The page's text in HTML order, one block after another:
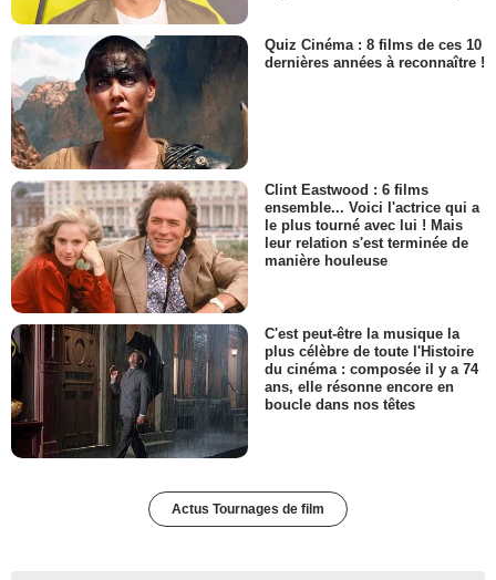
Quiz Cinéma : 8 films de ces 10
dernières années à reconnaître !
Clint Eastwood : 6 films
ensemble... Voici l'actrice qui a
le plus tourné avec lui ! Mais
leur relation s'est terminée de
manière houleuse
C'est peut-être la musique la
plus célèbre de toute l'Histoire
du cinéma : composée il y a 74
ans, elle résonne encore en
boucle dans nos têtes
Actus Tournages de film